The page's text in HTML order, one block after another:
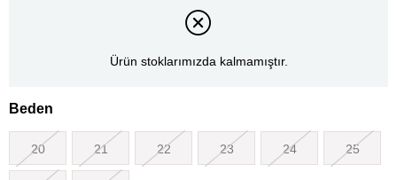
Ürün stoklarımızda kalmamıştır.
Beden
20 21 22 23 24 25